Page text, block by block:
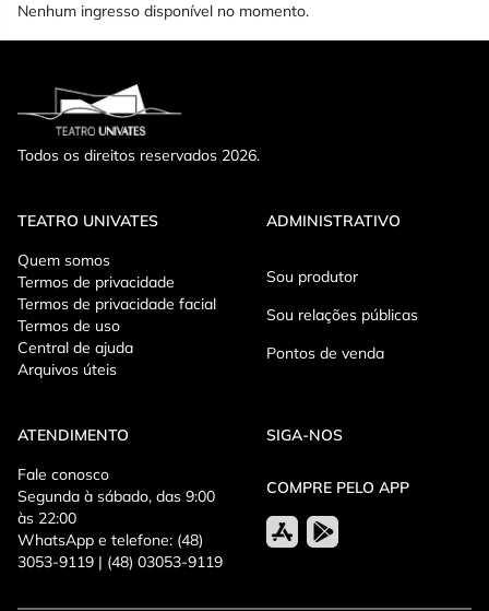
Data 07/08/26 - SEXTA
Local Teatro Municipal Sefrin Filho
Horario: 20:00
Obs.: Após o inicio do espetáculo não é permitido procurar
lugares nem entrar durante a dança.
Nenhum ingresso disponível no momento.
Todos os direitos reservados 2026.
TEATRO UNIVATES
Quem somos
Termos de privacidade
Termos de privacidade facial
Termos de uso
Central de ajuda
Arquivos úteis
ADMINISTRATIVO
Sou produtor
Sou relações públicas
Pontos de venda
ATENDIMENTO
Fale conosco
Segunda à sábado, das 9:00
às 22:00
WhatsApp e telefone: (48)
3053-9119 | (48) 03053-9119
SIGA-NOS
COMPRE PELO APP